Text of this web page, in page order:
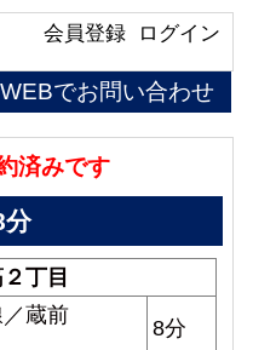
ログイン
会員登録
WEBでお問い合わせ
済みです
分
丁目
蔵前
8分